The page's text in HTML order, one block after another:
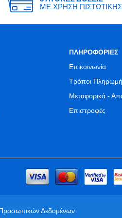
ΜΕ ΧΡΗΣΗ
ΠΛΗΡΟΦΟΡΙΕΣ
Επικοινωνία
Τρόποι
Μεταφορικά -
Επιστροφές
Δεδομένων